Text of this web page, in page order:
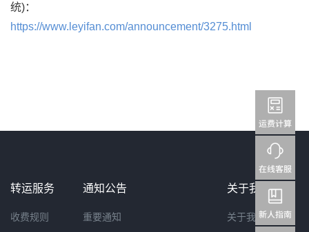
统)：
https://www.leyifan.com/announcement/3275.html
转运服务
收费规则
通知公告
重要通知
关于我们
关于我们